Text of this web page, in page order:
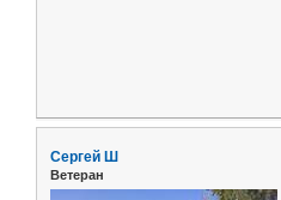
Сергей Ш
Ветеран